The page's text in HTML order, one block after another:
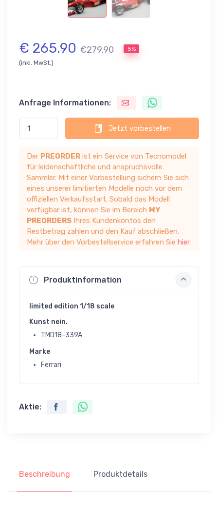
€ 265.90 €279.90 5%
(inkl. MwSt.)
Anfrage Informationen:
Jetzt vorbestellen
Der PREORDER ist ein Service von Tecnomodel
für leidenschaftliche und anspruchsvolle
Sammler. Mit einer Vorbestellung sichern Sie sich
eines unserer limitierten Modelle noch vor dem
offiziellen Verkaufsstart. Sobald das Modell
verfügbar ist, können Sie im Bereich MY
PREORDERS Ihres Kundenkontos den
Restbetrag zahlen und den Kauf abschließen.
Mehr über den Vorbestellservice erfahren Sie hier.
Produktinformation
limited edition 1/18 scale
Kunst nein.
TMD18-339A
Marke
Ferrari
Aktie:
Beschreibung Produktdetails